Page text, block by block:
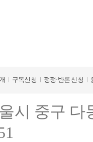
구독신청 정정·반론 신청
시 중구